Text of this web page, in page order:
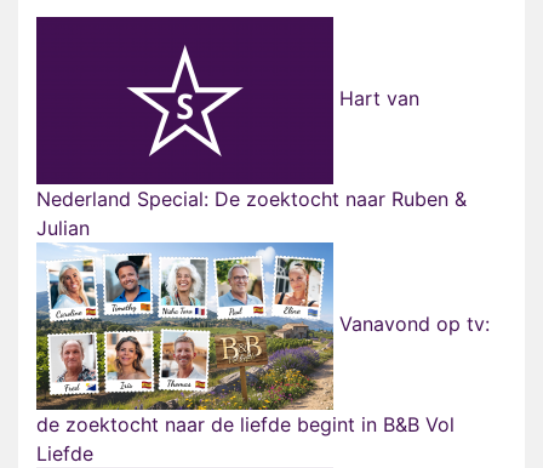
Hart van
Nederland Special: De zoektocht naar Ruben &
Julian
Vanavond op tv:
de zoektocht naar de liefde begint in B&B Vol
Liefde